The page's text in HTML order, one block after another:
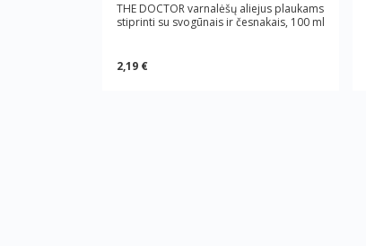
THE DOCTOR varnalėšų aliejus plaukams
stiprinti su svogūnais ir česnakais, 100 ml
2,19 €